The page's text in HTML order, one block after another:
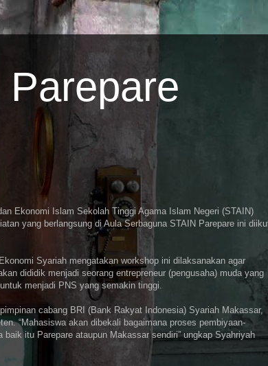
Ekonomi Islam Sekolah Tinggi Agama Islam Negeri (STAIN)
yang berlangsung di Aula Serbaguna STAIN Parepare ini
Syariah mengatakan workshop ini dilaksanakan agar
dididik menjadi seorang entrepreneur (pengusaha) muda yang
menjadi PNS yang semakin tinggi.
cabang BRI (Bank Rakyat Indonesia) Syariah Makassar,
“Mahasiswa akan dibekali bagaimana proses pembiyaan-
itu Parepare ataupun Makassar sendiri” ungkap Syahriyah